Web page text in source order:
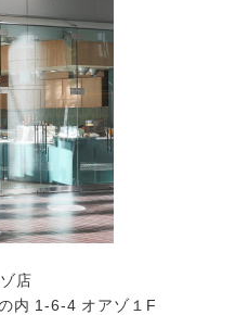
店
1-6-4 オアゾ１F